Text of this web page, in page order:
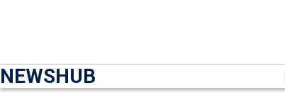
NEWSHUB